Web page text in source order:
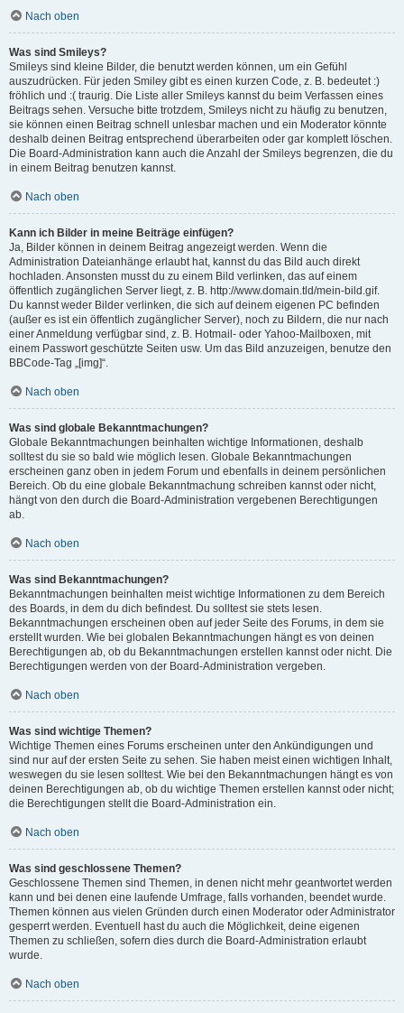
Nach oben
Was sind Smileys?
Smileys sind kleine Bilder, die benutzt werden können, um ein Gefühl
auszudrücken. Für jeden Smiley gibt es einen kurzen Code, z. B. bedeutet :)
fröhlich und :( traurig. Die Liste aller Smileys kannst du beim Verfassen eines
Beitrags sehen. Versuche bitte trotzdem, Smileys nicht zu häufig zu benutzen,
sie können einen Beitrag schnell unlesbar machen und ein Moderator könnte
deshalb deinen Beitrag entsprechend überarbeiten oder gar komplett löschen.
Die Board-Administration kann auch die Anzahl der Smileys begrenzen, die du
in einem Beitrag benutzen kannst.
Nach oben
Kann ich Bilder in meine Beiträge einfügen?
Ja, Bilder können in deinem Beitrag angezeigt werden. Wenn die
Administration Dateianhänge erlaubt hat, kannst du das Bild auch direkt
hochladen. Ansonsten musst du zu einem Bild verlinken, das auf einem
öffentlich zugänglichen Server liegt, z. B. http://www.domain.tld/mein-bild.gif.
Du kannst weder Bilder verlinken, die sich auf deinem eigenen PC befinden
(außer es ist ein öffentlich zugänglicher Server), noch zu Bildern, die nur nach
einer Anmeldung verfügbar sind, z. B. Hotmail- oder Yahoo-Mailboxen, mit
einem Passwort geschützte Seiten usw. Um das Bild anzuzeigen, benutze den
BBCode-Tag „[img]“.
Nach oben
Was sind globale Bekanntmachungen?
Globale Bekanntmachungen beinhalten wichtige Informationen, deshalb
solltest du sie so bald wie möglich lesen. Globale Bekanntmachungen
erscheinen ganz oben in jedem Forum und ebenfalls in deinem persönlichen
Bereich. Ob du eine globale Bekanntmachung schreiben kannst oder nicht,
hängt von den durch die Board-Administration vergebenen Berechtigungen
ab.
Nach oben
Was sind Bekanntmachungen?
Bekanntmachungen beinhalten meist wichtige Informationen zu dem Bereich
des Boards, in dem du dich befindest. Du solltest sie stets lesen.
Bekanntmachungen erscheinen oben auf jeder Seite des Forums, in dem sie
erstellt wurden. Wie bei globalen Bekanntmachungen hängt es von deinen
Berechtigungen ab, ob du Bekanntmachungen erstellen kannst oder nicht. Die
Berechtigungen werden von der Board-Administration vergeben.
Nach oben
Was sind wichtige Themen?
Wichtige Themen eines Forums erscheinen unter den Ankündigungen und
sind nur auf der ersten Seite zu sehen. Sie haben meist einen wichtigen Inhalt,
weswegen du sie lesen solltest. Wie bei den Bekanntmachungen hängt es von
deinen Berechtigungen ab, ob du wichtige Themen erstellen kannst oder nicht;
die Berechtigungen stellt die Board-Administration ein.
Nach oben
Was sind geschlossene Themen?
Geschlossene Themen sind Themen, in denen nicht mehr geantwortet werden
kann und bei denen eine laufende Umfrage, falls vorhanden, beendet wurde.
Themen können aus vielen Gründen durch einen Moderator oder Administrator
gesperrt werden. Eventuell hast du auch die Möglichkeit, deine eigenen
Themen zu schließen, sofern dies durch die Board-Administration erlaubt
wurde.
Nach oben